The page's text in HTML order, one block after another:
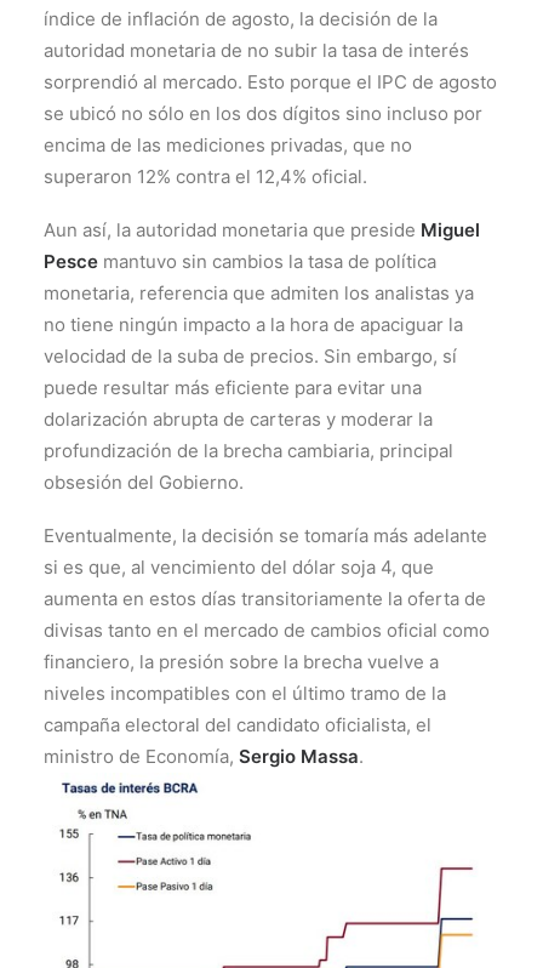
índice de inflación de agosto, la decisión de la
autoridad monetaria de no subir la tasa de interés
sorprendió al mercado. Esto porque el IPC de agosto
se ubicó no sólo en los dos dígitos sino incluso por
encima de las mediciones privadas, que no
superaron 12% contra el 12,4% oficial.
Aun así, la autoridad monetaria que preside Miguel
Pesce mantuvo sin cambios la tasa de política
monetaria, referencia que admiten los analistas ya
no tiene ningún impacto a la hora de apaciguar la
velocidad de la suba de precios. Sin embargo, sí
puede resultar más eficiente para evitar una
dolarización abrupta de carteras y moderar la
profundización de la brecha cambiaria, principal
obsesión del Gobierno.
Eventualmente, la decisión se tomaría más adelante
si es que, al vencimiento del dólar soja 4, que
aumenta en estos días transitoriamente la oferta de
divisas tanto en el mercado de cambios oficial como
financiero, la presión sobre la brecha vuelve a
niveles incompatibles con el último tramo de la
campaña electoral del candidato oficialista, el
ministro de Economía, Sergio Massa.